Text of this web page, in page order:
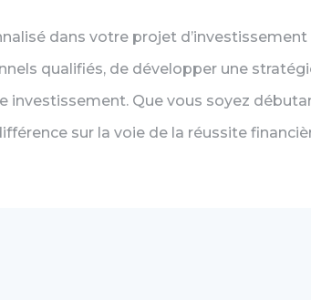
dans votre projet
qualifiés, de développer une
Que vous soyez
sur la voie de la réussite